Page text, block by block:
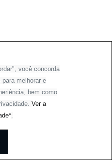
você concorda
melhorar e
bem como
Ver a
.